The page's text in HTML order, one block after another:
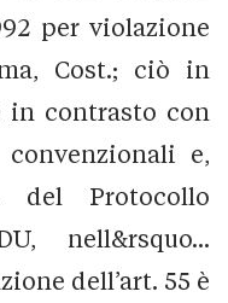
per violazione
Cost.; ciò in
in contrasto con
e,
del Protocollo
nell&rsquo...
dell’art. 55 è